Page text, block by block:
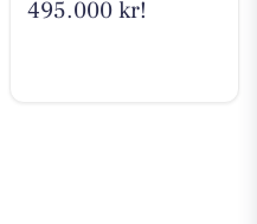
495.000 kr!